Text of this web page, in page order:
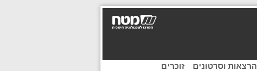
הרצאות וסרטונים זוכרים